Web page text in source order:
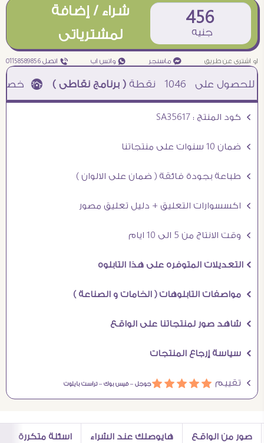
456
جنيه
شراء / إضافة
لمشترياتى
او اشترى عن طريق ¥ ماسنجر ₧ واتس اب ƒ اتصل 01158589856
1046 نقطة ( برنامج نقاطى )à خصم 5% للعملاء الجدد à شحن مجانى عند الشراء ب 4000 جنيه à
Ö كود المنتج : SA35617
Ö ضمان 10 سنوات على منتجاتنا
Ö طباعة بجودة فائقة ( ضمان على الالوان )
Ö اكسسوارات التعليق + دليل تعليق مصور
Ö وقت الانتاج من 5 الى 10 ايام
Ö التعديلات المتوفره على هذا التابلوه
Ö مواصفات التابلوهات ( الخامات و الصناعة )
Ö شاهد صور لمنتجاتنا على الواقع
Ö سياسة إرجاع المنتجات
Ö تقييم áááááجوجل –فيس بوك –تراست بايلوت
صور من الواقع هايوصلك عند الشراء اسئلة متكررة